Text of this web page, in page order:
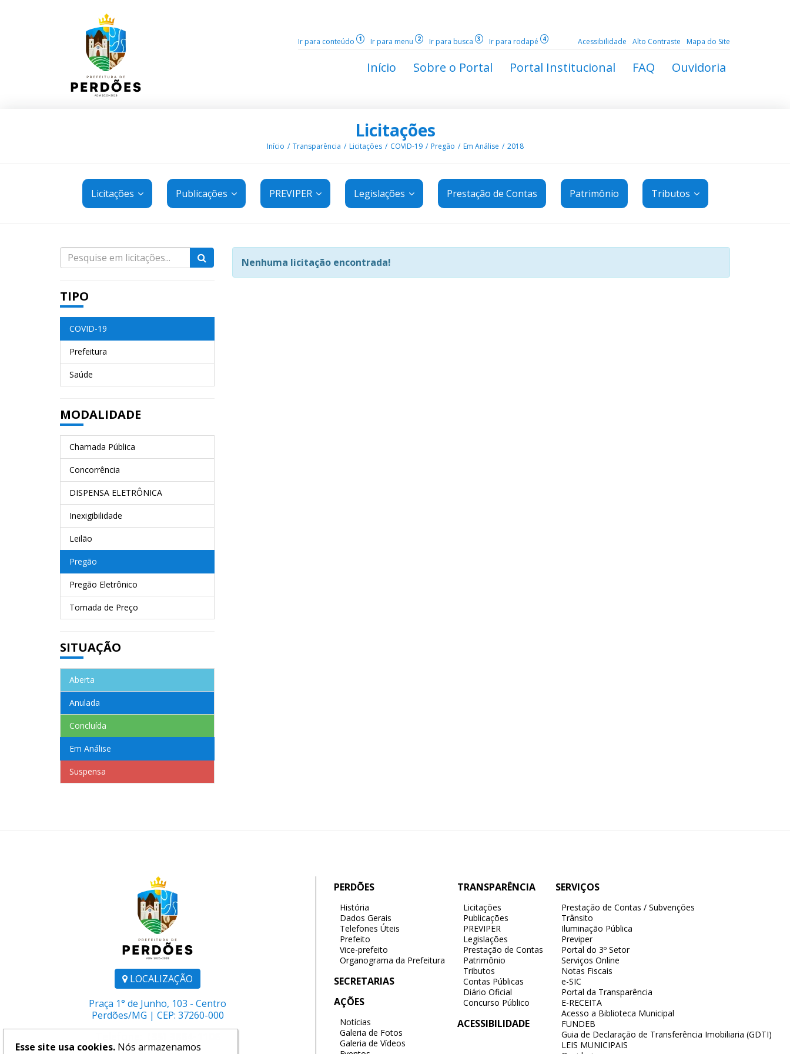
Ir para conteúdo 1 Ir para menu 2 Ir para busca 3 Ir para rodapé 4 Acessibilidade Alto Contraste Mapa do Site
Início Sobre o Portal Portal Institucional FAQ Ouvidoria
Licitações
Início Transparência Licitações COVID-19 Pregão Em Análise 2018
Licitações Publicações PREVIPER Legislações Prestação de Contas Patrimônio Tributos
TIPO
COVID-19
Prefeitura
Saúde
MODALIDADE
Chamada Pública
Concorrência
DISPENSA ELETRÔNICA
Inexigibilidade
Leilão
Pregão
Pregão Eletrônico
Tomada de Preço
SITUAÇÃO
Aberta
Anulada
Concluída
Em Análise
Suspensa
Nenhuma licitação encontrada!
LOCALIZAÇÃO
Praça 1° de Junho, 103 - Centro
Perdões/MG | CEP: 37260-000
PERDÕES
História
Dados Gerais
Telefones Úteis
Prefeito
Vice-prefeito
Organograma da Prefeitura
SECRETARIAS
AÇÕES
Notícias
Galeria de Fotos
Galeria de Vídeos
TRANSPARÊNCIA
Licitações
Publicações
PREVIPER
Legislações
Prestação de Contas
Patrimônio
Tributos
Contas Públicas
Diário Oficial
Concurso Público
ACESSIBILIDADE
SERVIÇOS
Prestação de Contas / Subvenções
Trânsito
Iluminação Pública
Previper
Portal do 3º Setor
Serviços Online
Notas Fiscais
e-SIC
Portal da Transparência
E-RECEITA
Acesso a Biblioteca Municipal
FUNDEB
Guia de Declaração de Transferência Imobiliaria (GDTI)
LEIS MUNICIPAIS
Esse site usa cookies. Nós armazenamos